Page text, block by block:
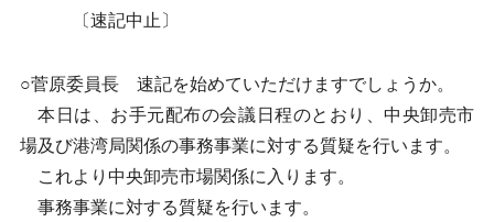
〔速記中止〕
○菅原委員長 速記を始めていただけますでしょうか。
本日は、お手元配布の会議日程のとおり、中央卸売市
場及び港湾局関係の事務事業に対する質疑を行います。
これより中央卸売市場関係に入ります。
事務事業に対する質疑を行います。